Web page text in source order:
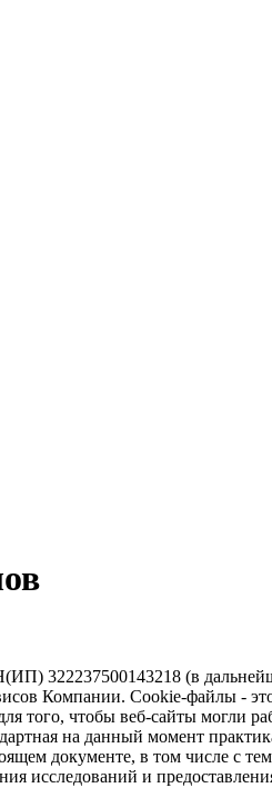
322237500143218 (в
Компании. Сookie-файлы -
того, чтобы веб-сайты могли
на данный момент
документе, в том числе с
исследований и